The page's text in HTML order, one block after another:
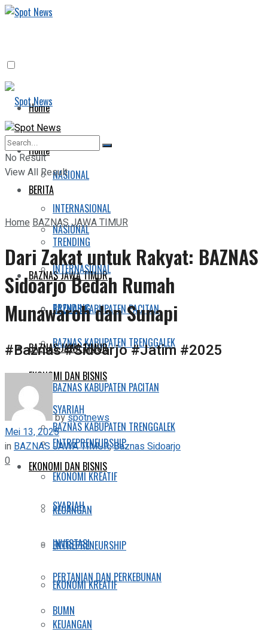
Home
BERITA
NASIONAL
INTERNASIONAL
TRENDING
BAZNAS JAWA TIMUR
BAZNAS KABUPATEN PACITAN
BAZNAS KABUPATEN TRENGGALEK
EKONOMI DAN BISNIS
SYARIAH
ENTREPRENEURSHIP
EKONOMI KREATIF
KEUANGAN
INVESTASI
PERTANIAN DAN PERKEBUNAN
BUMN
Home
BERITA
NASIONAL
INTERNASIONAL
TRENDING
BAZNAS JAWA TIMUR
BAZNAS KABUPATEN PACITAN
BAZNAS KABUPATEN TRENGGALEK
EKONOMI DAN BISNIS
SYARIAH
ENTREPRENEURSHIP
EKONOMI KREATIF
KEUANGAN
No Result
View All Result
HomeBAZNAS JAWA TIMUR
Dari Zakat untuk Rakyat: BAZNAS
Sidoarjo Bedah Rumah
Munawaroh dan Sunapi
#Baznas #Sidoarjo #Jatim #2025
byspotnews
Mei 13, 2025
in BAZNAS JAWA TIMUR,Baznas Sidoarjo
0